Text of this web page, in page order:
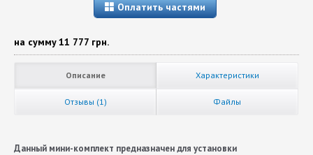
Оплатить частями
на сумму11 777 грн.
Описание Характеристики
Отзывы (1) Файлы
Данный мини-комплект предназначен для установки